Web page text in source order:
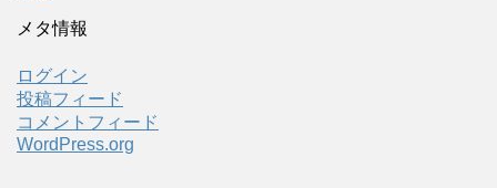
メタ情報
ログイン
投稿フィード
コメントフィード
WordPress.org